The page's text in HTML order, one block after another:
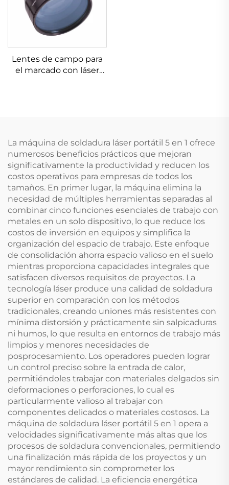
Lentes de campo para
el marcado con láser
La máquina de soldadura láser portátil 5 en 1 ofrece
numerosos beneficios prácticos que mejoran
significativamente la productividad y reducen los
costos operativos para empresas de todos los
tamaños. En primer lugar, la máquina elimina la
necesidad de múltiples herramientas separadas al
combinar cinco funciones esenciales de trabajo con
metales en un solo dispositivo, lo que reduce los
costos de inversión en equipos y simplifica la
organización del espacio de trabajo. Este enfoque
de consolidación ahorra espacio valioso en el suelo
mientras proporciona capacidades integrales que
satisfacen diversos requisitos de proyectos. La
tecnología láser produce una calidad de soldadura
superior en comparación con los métodos
tradicionales, creando uniones más resistentes con
mínima distorsión y prácticamente sin salpicaduras
ni humos, lo que resulta en entornos de trabajo más
limpios y menores necesidades de
posprocesamiento. Los operadores pueden lograr
un control preciso sobre la entrada de calor,
permitiéndoles trabajar con materiales delgados sin
deformaciones o perforaciones, lo cual es
particularmente valioso al trabajar con
componentes delicados o materiales costosos. La
máquina de soldadura láser portátil 5 en 1 opera a
velocidades significativamente más altas que los
procesos de soldadura convencionales, permitiendo
una finalización más rápida de los proyectos y un
mayor rendimiento sin comprometer los
estándares de calidad. La eficiencia energética